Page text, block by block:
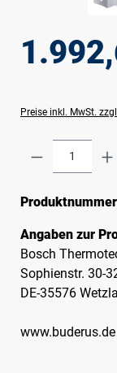
Preise inkl. MwSt.
Produkt
Angaben zur
Bosch
Sophienstr. 30-
DE-35576
www.buderus.de